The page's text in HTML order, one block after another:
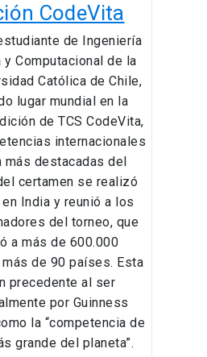
CodeVita
de Ingeniería
Computacional de la
Católica de Chile,
lugar mundial en la
de TCS CodeVita,
internacionales
más destacadas del
certamen se realizó
India y reunió a los
del torneo, que
a más de 600.000
de 90 países. Esta
precedente al ser
por Guinness
la “competencia de
grande del planeta”.